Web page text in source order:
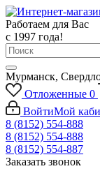
Работаем для Вас
с 1997 года!
Мурманск,
Отложенные 0
ВойтиМой
8 (8152) 554-888
8 (8152) 554-888
8 (8152) 554-887
Заказать звонок